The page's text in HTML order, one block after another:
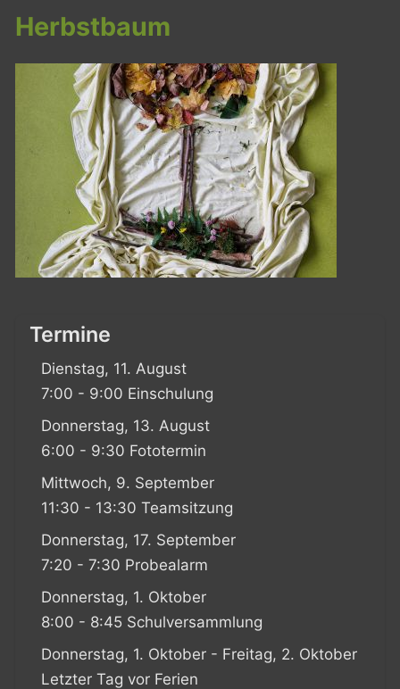
Herbstbaum
Termine
Dienstag, 11. August
7:00 - 9:00 Einschulung
Donnerstag, 13. August
6:00 - 9:30 Fototermin
Mittwoch, 9. September
11:30 - 13:30 Teamsitzung
Donnerstag, 17. September
7:20 - 7:30 Probealarm
Donnerstag, 1. Oktober
8:00 - 8:45 Schulversammlung
Donnerstag, 1. Oktober - Freitag, 2. Oktober
Letzter Tag vor Ferien